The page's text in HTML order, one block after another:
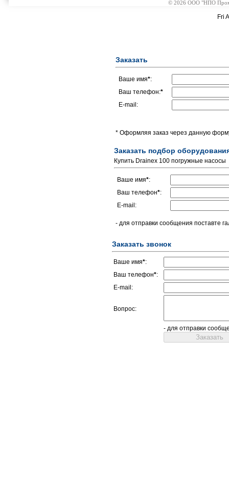
© 2026 ООО "НПО
Fri
Заказать
Ваше имя*:
Ваш телефон:*
E-mail:
* Оформляя заказ через данную
Заказать подбор
Купить Drainex 100 погружные насосы
Ваше имя*:
Ваш телефон*:
E-mail:
- для отправки сообщения поставте
Заказать звонок
Ваше имя*:
Ваш телефон*:
E-mail:
Вопрос:
- для отправки